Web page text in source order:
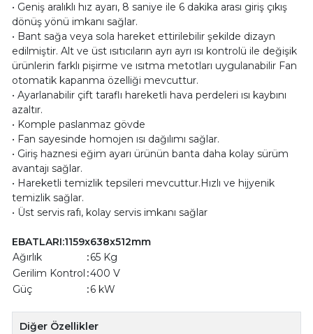
• Geniş aralıklı hız ayarı, 8 saniye ile 6 dakika arası giriş çıkış
dönüş yönü imkanı sağlar.
• Bant sağa veya sola hareket ettirilebilir şekilde dizayn
edilmiştir. Alt ve üst ısıtıcıların ayrı ayrı ısı kontrolü ile değişik
ürünlerin farklı pişirme ve ısıtma metotları uygulanabilir Fan
otomatik kapanma özelliği mevcuttur.
• Ayarlanabilir çift taraflı hareketli hava perdeleri ısı kaybını
azaltır.
• Komple paslanmaz gövde
• Fan sayesinde homojen ısı dağılımı sağlar.
• Giriş haznesi eğim ayarı ürünün banta daha kolay sürüm
avantajı sağlar.
• Hareketli temizlik tepsileri mevcuttur.Hızlı ve hijyenik
temizlik sağlar.
• Üst servis rafı, kolay servis imkanı sağlar
EBATLARI:1159x638x512mm
Ağırlık
:65 Kg
Gerilim Kontrol :400 V
Güç
:6 kW
Diğer Özellikler